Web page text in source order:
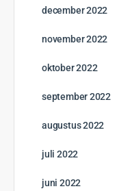
december 2022
november 2022
oktober 2022
september 2022
augustus 2022
juli 2022
juni 2022